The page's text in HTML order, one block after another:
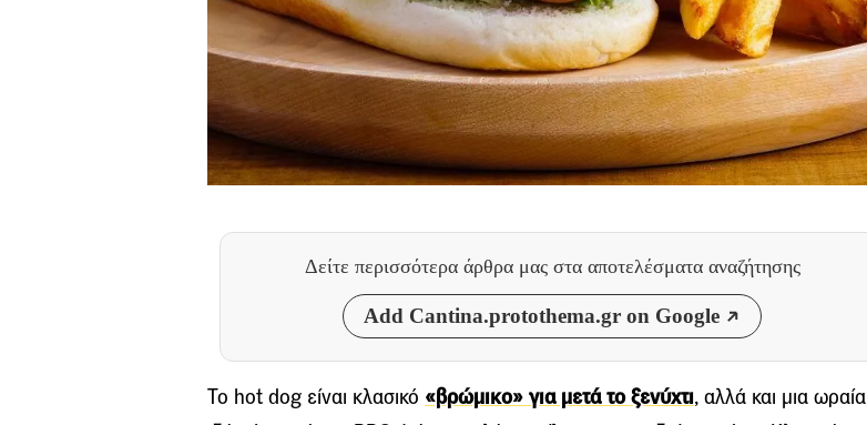
Δείτε περισσότερα άρθρα μας στα αποτελέσματα αναζήτησης
Add Cantina.protothema.gr on Google
Το hot dog είναι κλασικό «βρώμικο» για μετά το ξενύχτι, αλλά και μια ωραία